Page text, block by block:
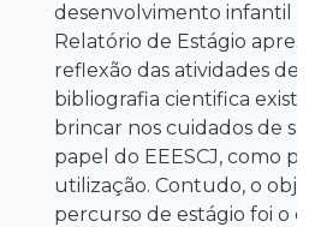
desenvolvimento infantil
Relatório de Estágio
reflexão das atividades
bibliografia cientifica
brincar nos cuidados de
papel do EEESCJ, como
utilização. Contudo, o
percurso de estágio foi o